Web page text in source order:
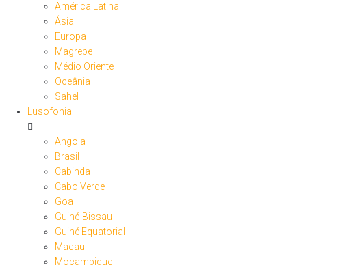
América Latina
Ásia
Europa
Magrebe
Médio Oriente
Oceânia
Sahel
Lusofonia
Angola
Brasil
Cabinda
Cabo Verde
Goa
Guiné-Bissau
Guiné Equatorial
Macau
Moçambique